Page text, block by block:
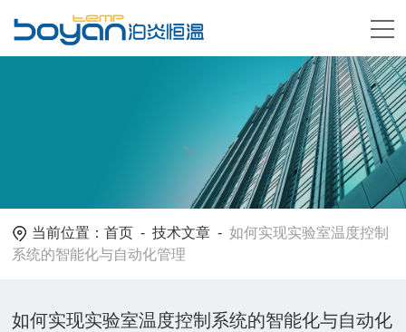
当前位置：首页 -技术文章 -如何实现实验室温度控制
系统的智能化与自动化管理
如何实现实验室温度控制系统的智能化与自动化